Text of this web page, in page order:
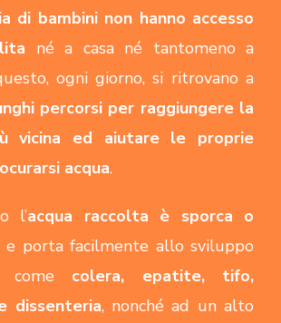
di bambini non hanno accesso
né a casa né tantomeno a
ogni giorno, si ritrovano a
percorsi per raggiungere la
vicina ed aiutare le proprie
acqua.
l’acqua raccolta è sporca o
e porta facilmente allo sviluppo
come colera, epatite, tifo,
dissenteria, nonché ad un alto